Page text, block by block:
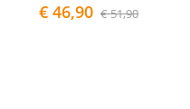
€ 46,90 € 51,90